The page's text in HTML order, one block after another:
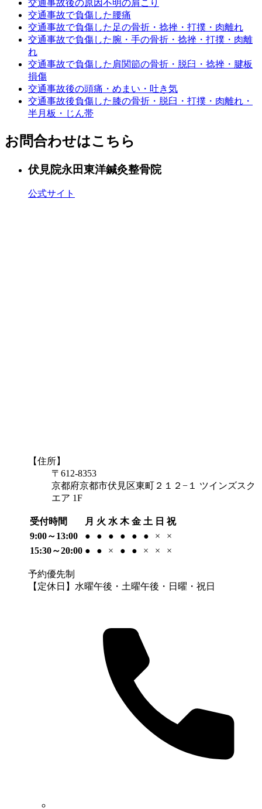
交通事故後の原因不明の肩こり
交通事故で負傷した腰痛
交通事故で負傷した足の骨折・捻挫・打撲・肉離れ
交通事故で負傷した腕・手の骨折・捻挫・打撲・肉離
れ
交通事故で負傷した肩関節の骨折・脱臼・捻挫・腱板
損傷
交通事故後の頭痛・めまい・吐き気
交通事故後負傷した膝の骨折・脱臼・打撲・肉離れ・
半月板・じん帯
お問合わせはこちら
伏見院永田東洋鍼灸整骨院
公式サイト
【住所】
〒612-8353
京都府京都市伏見区東町２１２−１ ツインズスク
エア 1F
受付時間 月 火 水 木 金 土 日 祝
9:00～13:00
● ● ● ● ● ● ×
×
15:30～20:00 ● ● × ● ● × × ×
予約優先制
【定休日】水曜午後・土曜午後・日曜・祝日